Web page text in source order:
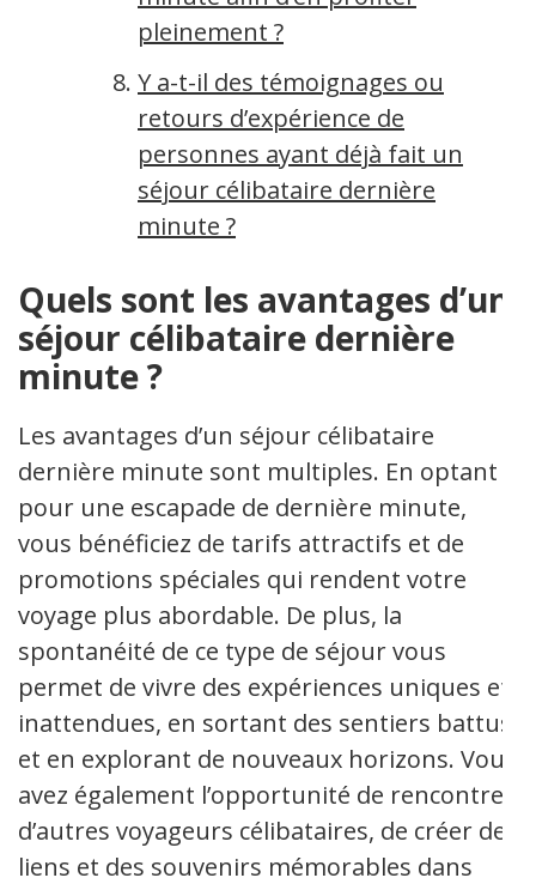
pleinement ?
Y a-t-il des témoignages ou
retours d’expérience de
personnes ayant déjà fait un
séjour célibataire dernière
minute ?
Quels sont les avantages d’un
séjour célibataire dernière
minute ?
Les avantages d’un séjour célibataire
dernière minute sont multiples. En optant
pour une escapade de dernière minute,
vous bénéficiez de tarifs attractifs et de
promotions spéciales qui rendent votre
voyage plus abordable. De plus, la
spontanéité de ce type de séjour vous
permet de vivre des expériences uniques et
inattendues, en sortant des sentiers battus
et en explorant de nouveaux horizons. Vous
avez également l’opportunité de rencontrer
d’autres voyageurs célibataires, de créer des
liens et des souvenirs mémorables dans